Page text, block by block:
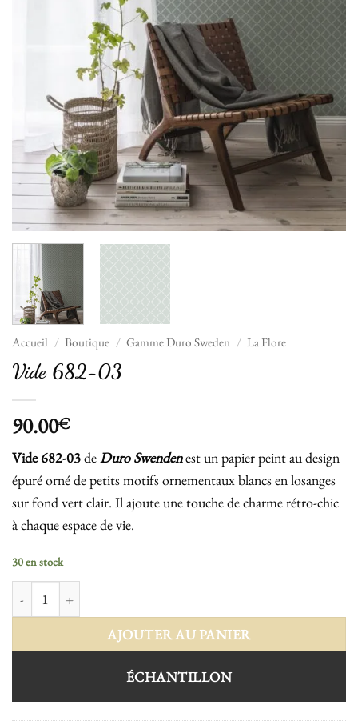
Accueil / Boutique / Gamme Duro Sweden / La Flore
Vide 682-03
90.00€
Vide 682-03deDuro Swendenest un papier peint au design
épuré orné de petits motifs ornementaux blancs en losanges
sur fond vert clair. Il ajoute une touche de charme rétro-chic
à chaque espace de vie.
30 en stock
AJOUTER AU PANIER
ÉCHANTILLON